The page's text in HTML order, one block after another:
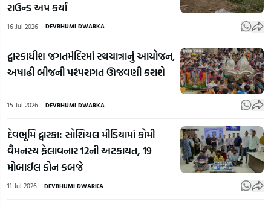
રાઉન્ડ અપ કર્યાં
16 Jul 2026 DEVBHUMI DWARKA
દ્વારકાધીશ જગતમંદિરમાં રથયાત્રાનું આયોજન,
અષાઢી બીજની પરંપરાગત ઊજવણી કરાશે
15 Jul 2026 DEVBHUMI DWARKA
દેવભૂમિ દ્વારકા: સોશિયલ મીડિયામાં કોમી
વૈમનસ્ય ફેલાવનાર 12ની અટકાયત, 19
મોબાઈલ ફોન કબજે
11 Jul 2026 DEVBHUMI DWARKA